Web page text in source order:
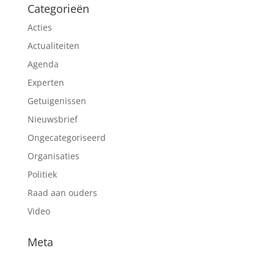
Categorieën
Acties
Actualiteiten
Agenda
Experten
Getuigenissen
Nieuwsbrief
Ongecategoriseerd
Organisaties
Politiek
Raad aan ouders
Video
Meta